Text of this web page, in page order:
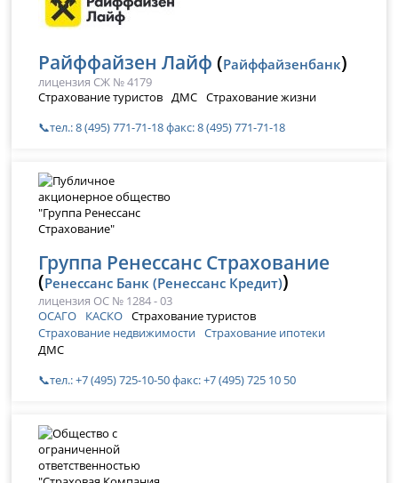
Райффайзен Лайф (Райффайзенбанк)
лицензия СЖ № 4179
Страхование туристов ДМС Страхование жизни
📞тел.: 8 (495) 771-71-18 факс: 8 (495) 771-71-18
Группа Ренессанс Страхование
(Ренессанс Банк (Ренессанс Кредит))
лицензия ОС № 1284 - 03
ОСАГО
КАСКО Страхование туристов
Страхование недвижимости Страхование ипотеки
ДМС
📞тел.: +7 (495) 725-10-50 факс: +7 (495) 725 10 50